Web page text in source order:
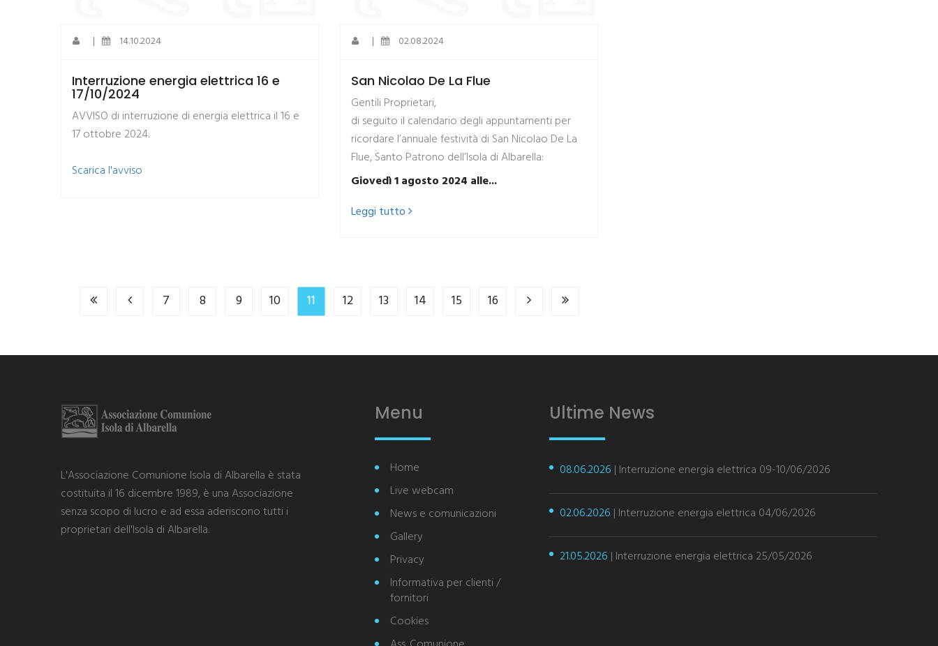
| 14.10.2024
Interruzione energia elettrica 16 e
17/10/2024
AVVISO di interruzione di energia elettrica il 16 e
17 ottobre 2024.
​Scarica l'avviso
| 02.08.2024
San Nicolao De La Flue
Gentili Proprietari,
di seguito il calendario degli appuntamenti per
ricordare l’annuale festività di San Nicolao De La
Flue, Santo Patrono dell’Isola di Albarella:
Giovedì 1 agosto 2024 alle...
Leggi tutto
7 8 9 10 11 12 13 14 15 16
L'Associazione Comunione Isola di Albarella è stata
costituita il 16 dicembre 1989, è una Associazione
senza scopo di lucro e ad essa aderiscono tutti i
proprietari dell'Isola di Albarella.
Menu
Home
Live webcam
News e comunicazioni
Gallery
Privacy
Informativa per clienti /
fornitori
Cookies
Ultime News
08.06.2026 | Interruzione energia elettrica 09-10/06/2026
02.06.2026 | Interruzione energia elettrica 04/06/2026
21.05.2026 | Interruzione energia elettrica 25/05/2026